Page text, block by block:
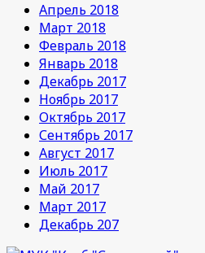
Апрель 2018
Март 2018
Февраль 2018
Январь 2018
Декабрь 2017
Ноябрь 2017
Октябрь 2017
Сентябрь 2017
Август 2017
Июль 2017
Май 2017
Март 2017
Декабрь 207